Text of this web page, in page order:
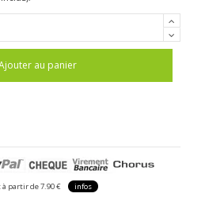
au panier
partir de 7.90 € infos